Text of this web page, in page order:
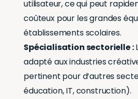
utilisateur, ce qui peut
coûteux pour les grandes
établissements scolaires.
Spécialisation sectorielle :
adapté aux industries
pertinent pour d’autres
éducation, IT, construction).